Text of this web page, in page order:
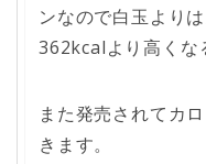
ンなので白玉より
362kcalより高くな
また発売されてカ
きます。